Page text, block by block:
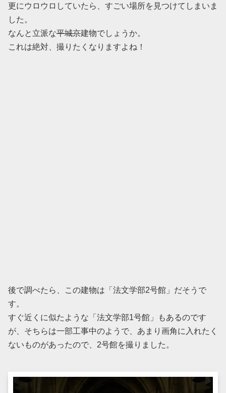
更にウロウロしていたら、すごい場所を見つけてしまいま
した。
なんと立派な平城京建物でしょうか。
これは絶対、撮りたくなりますよね！
後で調べたら、この建物は「法文学部2号館」だそうで
す。
すぐ近くに似たような「法文学部1号館」もあるのです
が、そちらは一部工事中のようで、あまり画角に入れたく
ないものがあったので、2号館を撮りました。